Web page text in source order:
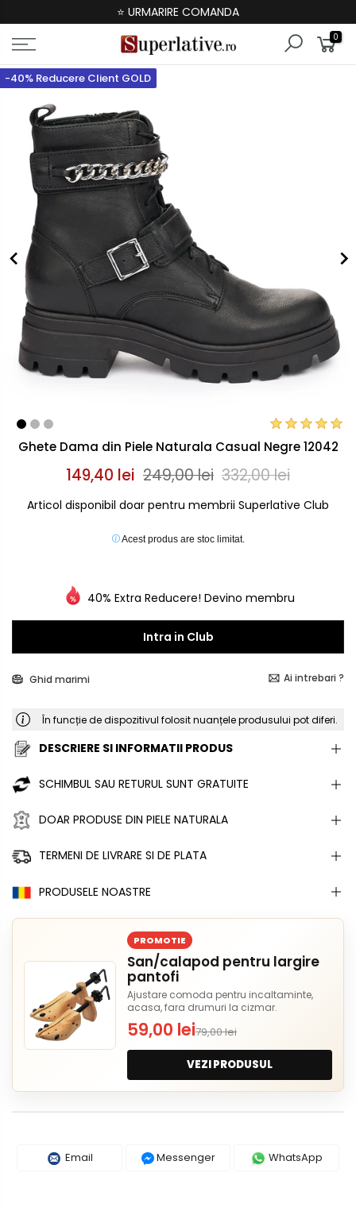
⭐ URMARIRE COMANDA
0
-40% Reducere Client GOLD
Ghete Dama din Piele Naturala Casual Negre 12042
149,40 lei 249,00 lei 332,00 lei
Articol disponibil doar pentru membrii Superlative Club
Acest produs are stoc limitat.
40% Extra Reducere! Devino membru
Intra in Club
Ghid marimi Ai intrebari ?
În funcție de dispozitivul folosit nuanțele produsului pot diferi.
DESCRIERE SI INFORMATII PRODUS
SCHIMBUL SAU RETURUL SUNT GRATUITE
DOAR PRODUSE DIN PIELE NATURALA
TERMENI DE LIVRARE SI DE PLATA
PRODUSELE NOASTRE
PROMOTIE
San/calapod pentru largire
pantofi
Ajustare comoda pentru incaltaminte,
acasa, fara drumuri la cizmar.
59,00 lei79,00 lei
VEZI PRODUSUL
Email Messenger WhatsApp